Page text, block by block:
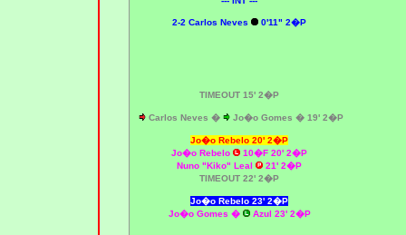
2-2 Carlos Neves 0'11" 2�P
TIMEOUT 15' 2�P
Carlos Neves � Jo�o Gomes � 19' 2�P
Jo�o Rebelo 20' 2�P
Jo�o Rebelo
10�F 20' 2�P
Nuno "Kiko" Leal
21' 2�P
TIMEOUT 22' 2�P
Jo�o Rebelo 23' 2�P
Jo�o Gomes �
Azul 23' 2�P